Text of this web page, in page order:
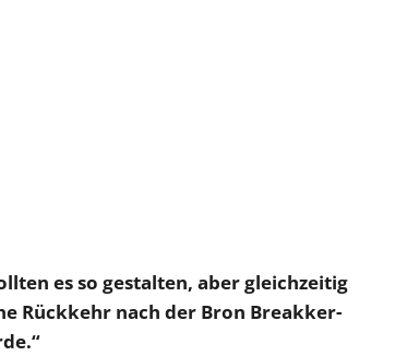
es so gestalten, aber gleichzeitig
Rückkehr nach der Bron Breakker-